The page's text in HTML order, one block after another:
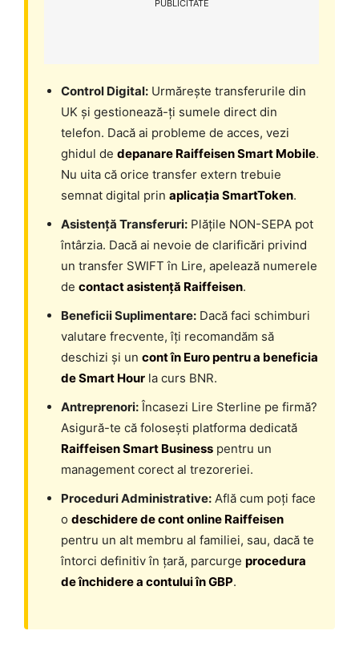
PUBLICITATE
Control Digital: Urmărește transferurile din
UK și gestionează-ți sumele direct din
telefon. Dacă ai probleme de acces, vezi
ghidul de depanare Raiffeisen Smart Mobile.
Nu uita că orice transfer extern trebuie
semnat digital prin aplicația SmartToken.
Asistență Transferuri: Plățile NON-SEPA pot
întârzia. Dacă ai nevoie de clarificări privind
un transfer SWIFT în Lire, apelează numerele
de contact asistență Raiffeisen.
Beneficii Suplimentare: Dacă faci schimburi
valutare frecvente, îți recomandăm să
deschizi și un cont în Euro pentru a beneficia
de Smart Hour la curs BNR.
Antreprenori: Încasezi Lire Sterline pe firmă?
Asigură-te că folosești platforma dedicată
Raiffeisen Smart Business pentru un
management corect al trezoreriei.
Proceduri Administrative: Află cum poți face
o deschidere de cont online Raiffeisen
pentru un alt membru al familiei, sau, dacă te
întorci definitiv în țară, parcurge procedura
de închidere a contului în GBP.